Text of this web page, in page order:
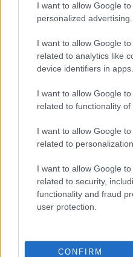
I want to allow Google
personalized advertising.
I want to allow Google
related to analytics like
device identifiers in apps.
I want to allow Google
related to functionality of
I want to allow Google
related to personalization.
I want to allow Google
related to security,
functionality and fraud
user protection.
CONFIRM
diferencias de sus
María Vázquez · 3 Ago 2026
CHEFS